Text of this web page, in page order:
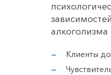
Клиенты до